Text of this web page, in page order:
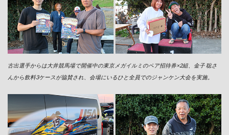
古出選手からは大井競馬場で開催中の東京メガイルミのペア招待券×2組、金子 聡さ
んから飲料3ケースが協賛され、会場にいるひと全員でのジャンケン大会を実施。